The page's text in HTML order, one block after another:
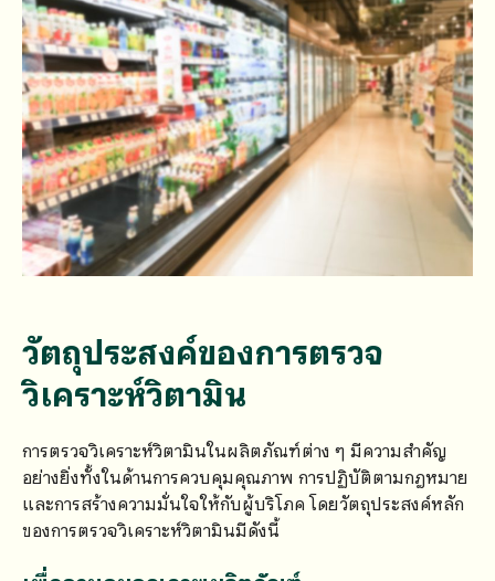
วัตถุประสงค์ของการตรวจ
วิเคราะห์วิตามิน
การตรวจวิเคราะห์วิตามินในผลิตภัณฑ์ต่าง ๆ มีความสำคัญ
อย่างยิ่งทั้งในด้านการควบคุมคุณภาพ การปฏิบัติตามกฎหมาย
และการสร้างความมั่นใจให้กับผู้บริโภค โดยวัตถุประสงค์หลัก
ของการตรวจวิเคราะห์วิตามินมีดังนี้